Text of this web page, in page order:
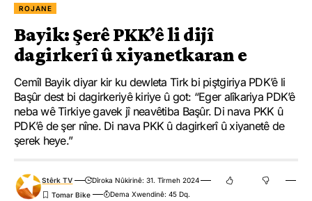
ROJANE
Bayik: Şerê PKK’ê li dijî
dagirkerî û xiyanetkaran e
Cemîl Bayik diyar kir ku dewleta Tirk bi piştgiriya PDK’ê li
Başûr dest bi dagirkeriyê kiriye û got: “Eger alîkariya PDK’ê
neba wê Tirkiye gavek jî neavêtiba Başûr. Di nava PKK û
PDK’ê de şer nîne. Di nava PKK û dagirkerî û xiyanetê de
şerek heye.”
Stêrk TV
Dîroka Nûkirinê: 31. Tîrmeh 2024
Dema Xwendinê: 45 Dq.